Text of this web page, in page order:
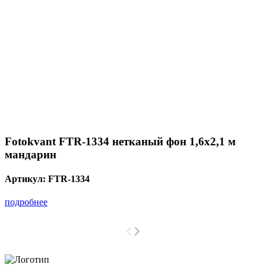
Fotokvant FTR-1334 нетканый фон 1,6х2,1 м
мандарин
Артикул: FTR-1334
подробнее